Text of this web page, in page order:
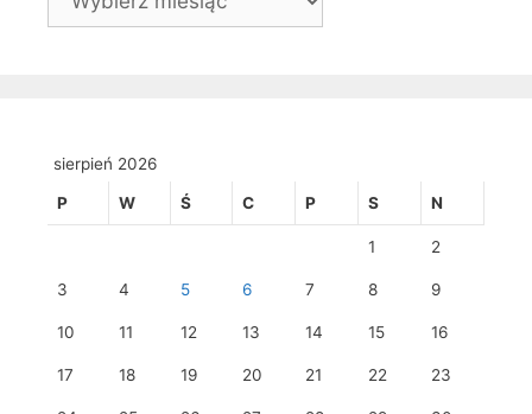
sierpień 2026
P W Ś C P S N
1 2
3 4 5 6 7 8 9
10 11 12 13 14 15 16
17 18 19 20 21 22 23